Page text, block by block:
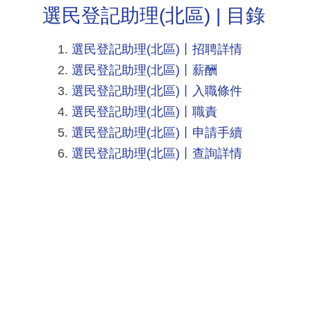
選民登記助理(北區) | 目錄
選民登記助理(北區)丨招聘詳情
選民登記助理(北區)丨薪酬
選民登記助理(北區)丨入職條件
選民登記助理(北區)丨職責
選民登記助理(北區)丨申請手續
選民登記助理(北區)丨查詢詳情